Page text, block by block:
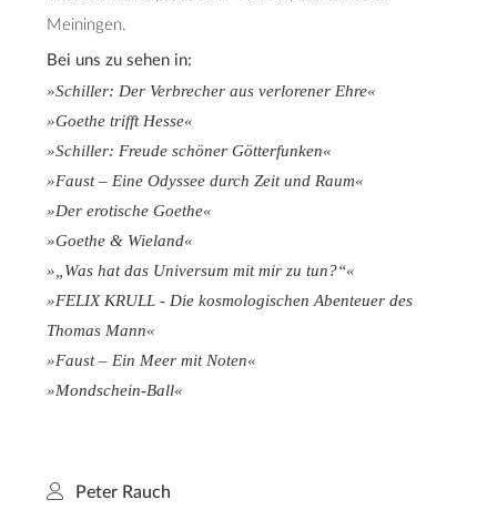
Meiningen.
Bei uns zu sehen in:
»Schiller: Der Verbrecher aus verlorener Ehre«
»Goethe trifft Hesse«
»Schiller: Freude schöner Götterfunken«
»Faust – Eine Odyssee durch Zeit und Raum«
»Der erotische Goethe«
»Goethe & Wieland«
»„Was hat das Universum mit mir zu tun?“«
»FELIX KRULL - Die kosmologischen Abenteuer des
Thomas Mann«
»Faust – Ein Meer mit Noten«
»Mondschein-Ball«
Peter Rauch